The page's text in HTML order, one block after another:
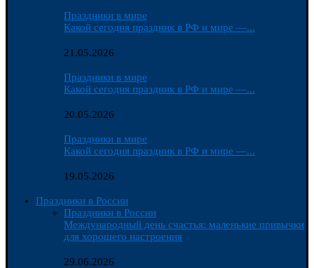
Праздники в мире
Какой сегодня праздник в РФ и мире —...
21.05.2026
Праздники в мире
Какой сегодня праздник в РФ и мире —...
20.05.2026
Праздники в мире
Какой сегодня праздник в РФ и мире —...
19.05.2026
Праздники в России
Праздники в России
Международный день счастья: маленькие привычки
для хорошего настроения
29.06.2026